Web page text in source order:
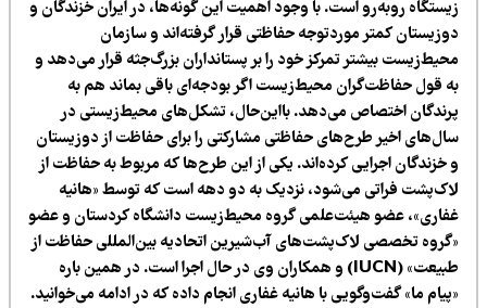
روبه‌رو است. با وجود اهمیت این گونه‌ها، در ایران خزندگان و
کمتر موردتوجه حفاظتی قرار گرفته‌اند و سازمان
بیشتر تمرکز خود را بر پستانداران بزرگ‌جثه قرار می‌دهد و
قول حفاظت‌گران محیط‌زیست اگر بودجه‌ای باقی بماند هم به
اختصاص می‌دهد. بااین‌حال، تشکل‌های محیط‌زیستی در
اخیر طرح‌های حفاظتی مشارکتی را برای حفاظت از دوزیستان
خزندگان اجرایی کرده‌اند. یکی از این طرح‌ها که مربوط به حفاظت از
فراتی می‌شود، نزدیک به دو دهه است که توسط «هانیه
عضو هیئت‌علمی گروه محیط‌زیست دانشگاه کردستان و عضو
تخصصی لاک‌پشت‌های آب‌شیرین اتحادیه بین‌المللی حفاظت از
طبیعت» (IUCN) و همکاران وی در حال اجرا است. در همین باره
ما» گفت‌وگویی با هانیه غفاری انجام داده که در ادامه می‌خوانید.